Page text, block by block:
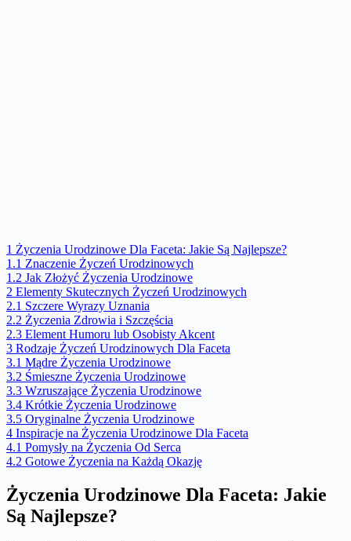
1 Życzenia Urodzinowe Dla Faceta: Jakie Są Najlepsze?
1.1 Znaczenie Życzeń Urodzinowych
1.2 Jak Złożyć Życzenia Urodzinowe
2 Elementy Skutecznych Życzeń Urodzinowych
2.1 Szczere Wyrazy Uznania
2.2 Życzenia Zdrowia i Szczęścia
2.3 Element Humoru lub Osobisty Akcent
3 Rodzaje Życzeń Urodzinowych Dla Faceta
3.1 Mądre Życzenia Urodzinowe
3.2 Śmieszne Życzenia Urodzinowe
3.3 Wzruszające Życzenia Urodzinowe
3.4 Krótkie Życzenia Urodzinowe
3.5 Oryginalne Życzenia Urodzinowe
4 Inspiracje na Życzenia Urodzinowe Dla Faceta
4.1 Pomysły na Życzenia Od Serca
4.2 Gotowe Życzenia na Każdą Okazję
Życzenia Urodzinowe Dla Faceta: Jakie
Są Najlepsze?